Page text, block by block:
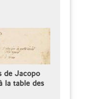
de Jacopo
la table des